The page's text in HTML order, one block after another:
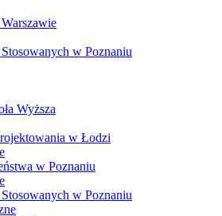
w Poznaniu
Wyższa
w Łodzi
w Poznaniu
w Poznaniu